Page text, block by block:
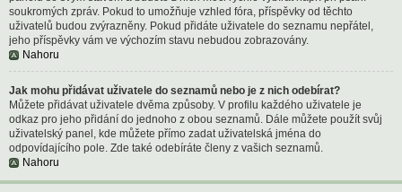
soukromých zpráv. Pokud to umožňuje vzhled fóra, příspěvky od těchto
uživatelů budou zvýrazněny. Pokud přidáte uživatele do seznamu nepřátel,
jeho příspěvky vám ve výchozím stavu nebudou zobrazovány.
Nahoru
Jak mohu přidávat uživatele do seznamů nebo je z nich odebírat?
Můžete přidávat uživatele dvěma způsoby. V profilu každého uživatele je
odkaz pro jeho přidání do jednoho z obou seznamů. Dále můžete použít svůj
uživatelský panel, kde můžete přímo zadat uživatelská jména do
odpovídajícího pole. Zde také odebíráte členy z vašich seznamů.
Nahoru